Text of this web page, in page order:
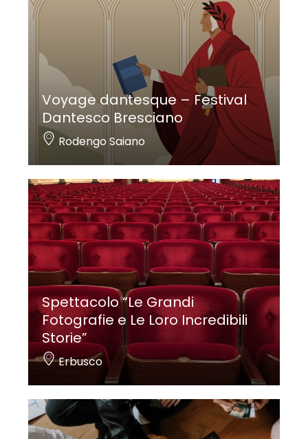
Voyage dantesque – Festival
Dantesco Bresciano
Rodengo Saiano
Spettacolo “Le Grandi
Fotografie e Le Loro Incredibili
Storie”
Erbusco